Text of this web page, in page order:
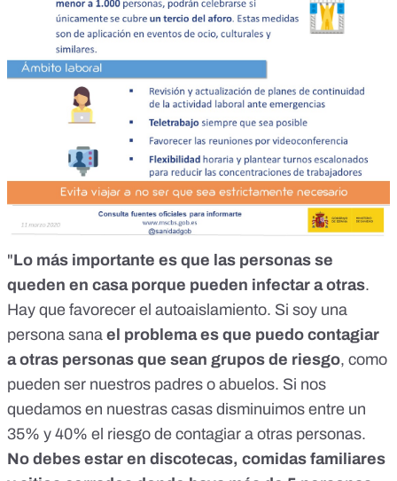
"Lo más importante es que las personas se
queden en casa porque pueden infectar a otras.
Hay que favorecer el autoaislamiento. Si soy una
persona sana el problema es que puedo contagiar
a otras personas que sean grupos de riesgo, como
pueden ser nuestros padres o abuelos. Si nos
quedamos en nuestras casas disminuimos entre un
35% y 40% el riesgo de contagiar a otras personas.
No debes estar en discotecas, comidas familiares